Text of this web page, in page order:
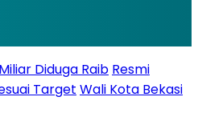
Diduga Raib Resmi
Target Wali Kota Bekasi